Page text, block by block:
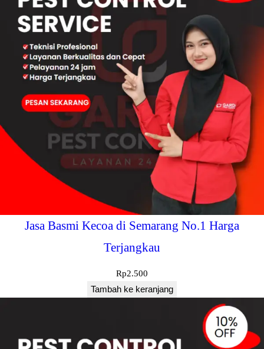
Jasa Basmi Kecoa di Semarang No.1 Harga
Terjangkau
Rp2.500
Tambah ke keranjang